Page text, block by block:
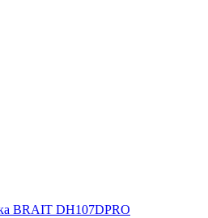
BRAIT DH107DPRO